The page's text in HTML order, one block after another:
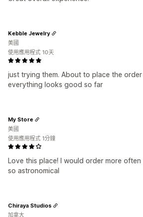
just trying them. About to place the
everything looks good so far
Kebble Jewelry
美國
使用應用程式 10天
Love this place! I would order more
so astronomical
My Store
美國
使用應用程式 1分鐘
Chiraya Studios
加拿大